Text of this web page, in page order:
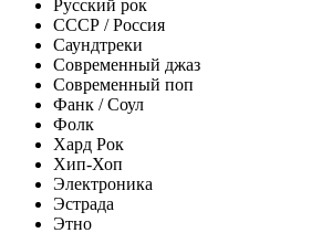
Русский рок
СССР / Россия
Саундтреки
Современный джаз
Современный поп
Фанк / Соул
Фолк
Хард Рок
Хип-Хоп
Электроника
Эстрада
Этно